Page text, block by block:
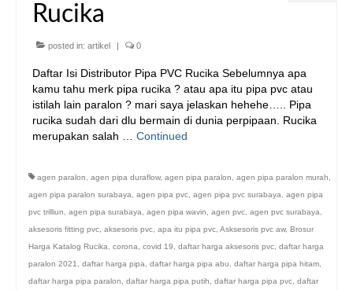
Rucika
posted in: artikel | 0
Daftar Isi Distributor Pipa PVC Rucika Sebelumnya apa
kamu tahu merk pipa rucika ? atau apa itu pipa pvc atau
istilah lain paralon ? mari saya jelaskan hehehe….. Pipa
rucika sudah dari dlu bermain di dunia perpipaan. Rucika
merupakan salah … Continued
agen paralon agen pipa duraflow, agen pipa paralon agen pipa paralon murah
agen pipa paralon surabaya
agen pipa pvc agen pipa pvc surabaya
agen pipa
pvc trilliun
agen pipa surabaya agen pipa wavin agen pvc agen pvc surabaya
aksesoris fitting pvc aksesoris pvc apa itu pipa pvc Asksesoris pvc aw, Brosur
Harga Katalog Rucika
corona covid 19 daftar harga aksesoris pvc daftar harga
paralon 2021
daftar harga pipa daftar harga pipa abu daftar harga pipa hitam
daftar harga pipa paralon
daftar harga pipa putih daftar harga pipa pvc daftar